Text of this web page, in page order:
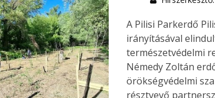
A Pilisi Parkerdő
irányításával
természetvédelmi
Némedy Zoltán
örökségvédelmi
résztvevő